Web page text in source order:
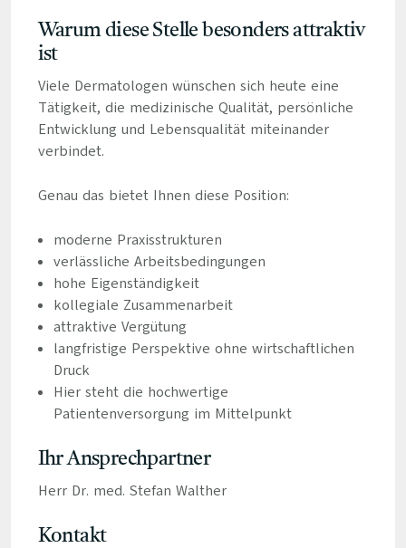
Warum diese Stelle besonders attraktiv
ist
Viele Dermatologen wünschen sich heute eine
Tätigkeit, die medizinische Qualität, persönliche
Entwicklung und Lebensqualität miteinander
verbindet.
Genau das bietet Ihnen diese Position:
moderne Praxisstrukturen
verlässliche Arbeitsbedingungen
hohe Eigenständigkeit
kollegiale Zusammenarbeit
attraktive Vergütung
langfristige Perspektive ohne wirtschaftlichen
Druck
Hier steht die hochwertige
Patientenversorgung im Mittelpunkt
Ihr Ansprechpartner
Herr Dr. med. Stefan Walther
Kontakt